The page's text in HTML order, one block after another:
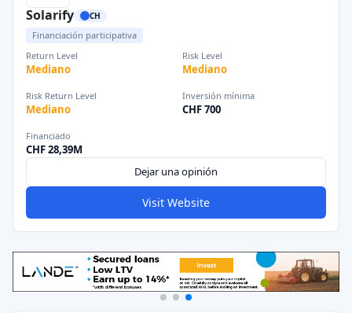
Solarify CH
Financiación participativa
Return Level
Mediano
Risk Level
Mediano
Risk Return Level
Mediano
Inversión mínima
CHF 700
Financiado
CHF 28,39M
Dejar una opinión
Visit Website